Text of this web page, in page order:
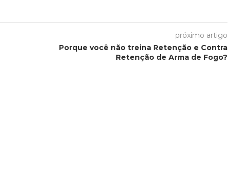
próximo artigo
Porque você não treina Retenção e Contra
Retenção de Arma de Fogo?